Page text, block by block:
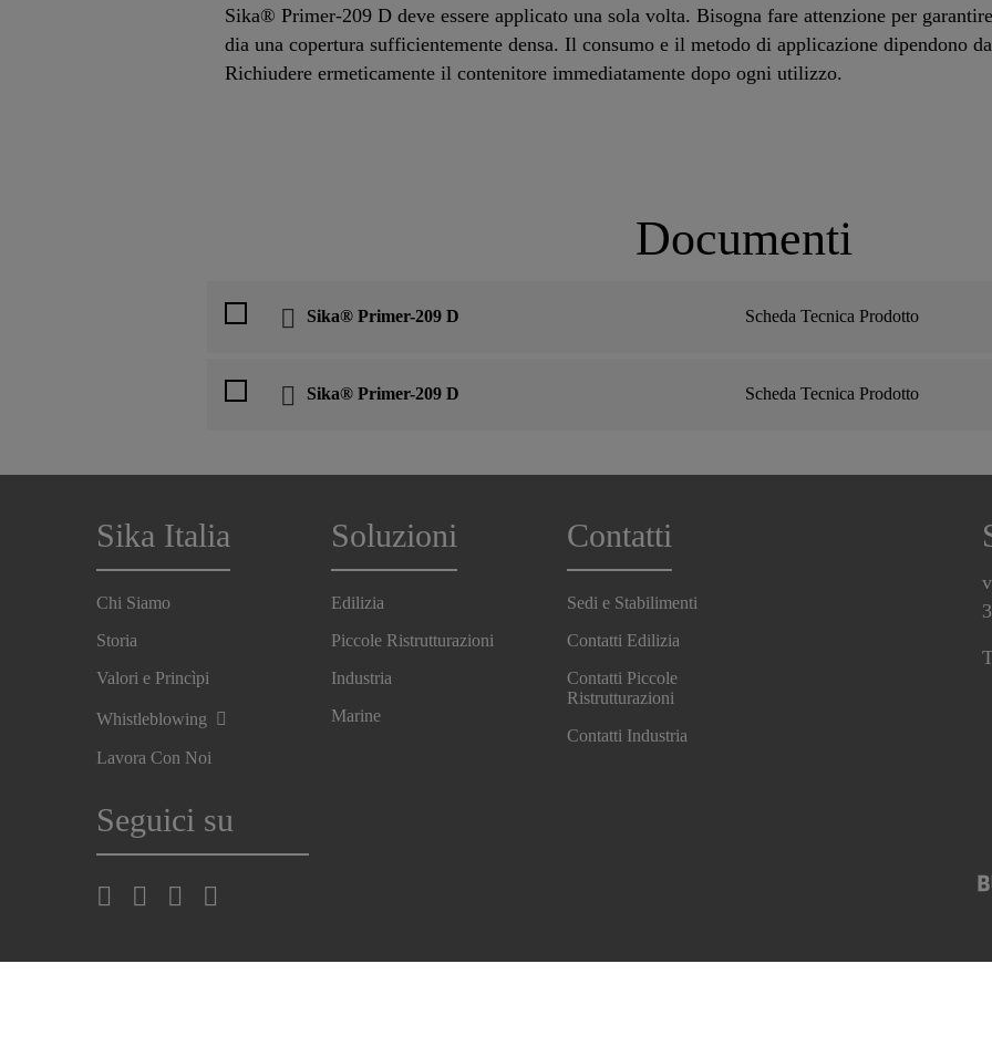
Sika® Primer-209 D deve essere applicato una sola volta. Bisogna fare attenzione per
dia una copertura sufficientemente densa. Il consumo e il metodo di applicazione dipendono
Richiudere ermeticamente il contenitore immediatamente dopo ogni utilizzo.
Documenti
Sika® Primer-209 D Scheda Tecnica Prodotto
Sika® Primer-209 D Scheda Tecnica Prodotto
Sika Italia
Chi Siamo
Storia
Valori e Princìpi
Whistleblowing
Lavora Con Noi
Seguici su
Soluzioni
Edilizia
Piccole Ristrutturazioni
Industria
Marine
Contatti
Sedi e Stabilimenti
Contatti Edilizia
Contatti Piccole
Ristrutturazioni
Contatti Industria